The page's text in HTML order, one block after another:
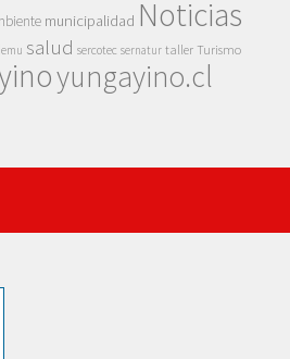
municipalidad Noticias
salud sercotec sernatur taller Turismo
yungayino.cl